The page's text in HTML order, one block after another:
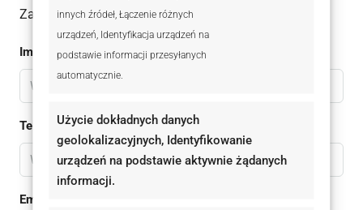
innych źródeł, Łączenie różnych
urządzeń, Identyfikacja urządzeń na
podstawie informacji przesyłanych
automatycznie.
Użycie dokładnych danych
geolokalizacyjnych, Identyfikowanie
urządzeń na podstawie aktywnie żądanych
informacji.
Zadaj pytanie do oferty
Imię
Telefon
Email